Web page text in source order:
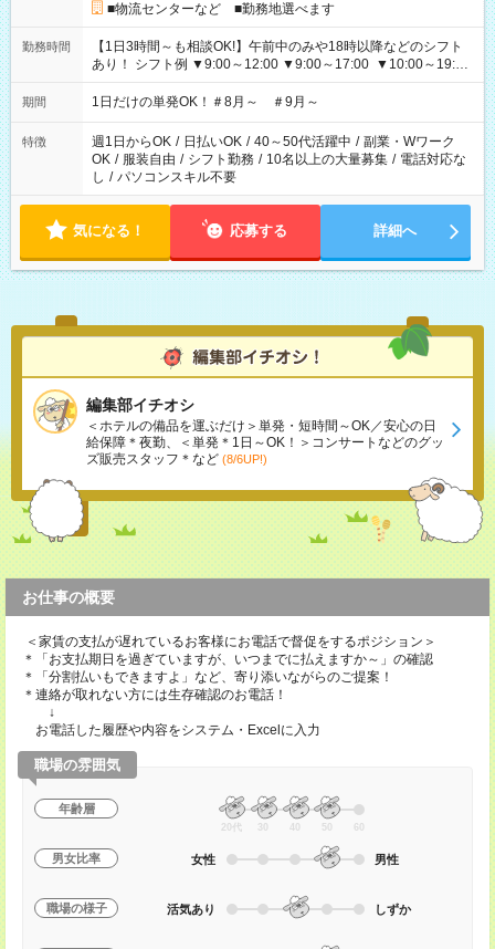
■物流センターなど ■勤務地選べます
勤務時間
【1日3時間～も相談OK!】午前中のみや18時以降などのシフト
あり！ シフト例 ▼9:00～12:00 ▼9:00～17:00 ▼10:00～19:00
▼18:00～21:00
期間 1日だけの単発OK！＃8月～ ＃9月～
特徴 週1日からOK / 日払いOK / 40～50代活躍中 / 副業・Wワーク
OK / 服装自由 / シフト勤務 / 10名以上の大量募集 / 電話対応な
し / パソコンスキル不要
気になる！ 応募する 詳細へ
編集部イチオシ
＜ホテルの備品を運ぶだけ＞単発・短時間～OK／安心の日
給保障＊夜勤、＜単発＊1日～OK！＞コンサートなどのグッ
ズ販売スタッフ＊など (8/6UP!)
お仕事の概要
＜家賃の支払が遅れているお客様にお電話で督促をするポジション＞
＊「お支払期日を過ぎていますが、いつまでに払えますか～」の確認
＊「分割払いもできますよ」など、寄り添いながらのご提案！
＊連絡が取れない方には生存確認のお電話！
↓
お電話した履歴や内容をシステム・Excelに入力
職場の雰囲気
年齢層
20代 30 40 50 60
男女比率 女性 男性
職場の様子 活気あり しずか